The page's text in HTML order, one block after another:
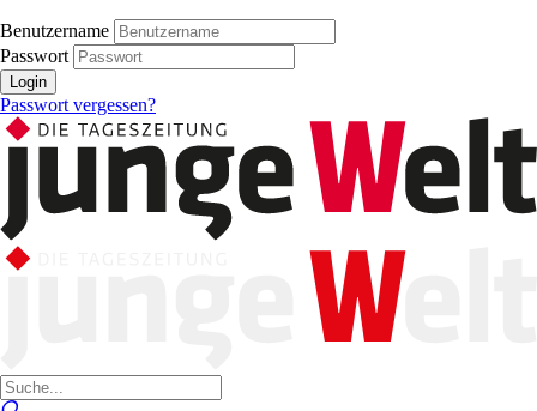
Benutzername
Passwort
Login
Passwort vergessen?